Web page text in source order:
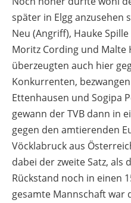
später in Elgg anzusehen
Neu (Angriff), Hauke
Moritz Cording und Malte
überzeugten auch hier
Konkurrenten,
Ettenhausen und Sogipa
gewann der TVB dann in
gegen den amtierenden
Vöcklabruck aus
dabei der zweite Satz, als
Rückstand noch in einen
gesamte Mannschaft war